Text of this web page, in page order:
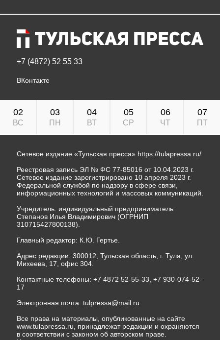
+7 (4872) 52 55 33
ВКонтакте
02
ВС
03
ПН
04
ВТ
05
СР
06
ЧТ
07
ПТ
Сетевое издание «Тульская пресса» https://tulapressa.ru/
Реестровая запись ЭЛ № ФС 77-85016 от 10.04.2023 г.
Сетевое издание зарегистрировано 10 апреля 2023 г.
Федеральной службой по надзору в сфере связи,
информационных технологий и массовых коммуникаций.
Учредитель: индивидуальный предприниматель
Степанов Илья Владимирович (ОГРНИП
310715427800138).
Главный редактор: К.Ю. Гертье.
Адрес редакции: 300012, Тульская область, г. Тула, ул.
Михеева, 17, офис 304.
Контактные телефоны: +7 4872 52-55-33, +7 930-074-52-
17
Электронная почта: tulpressa@mail.ru
Все права на материалы, опубликованные на сайте
www.tulapressa.ru, принадлежат редакции и охраняются
в соответствии с законом об авторском праве.